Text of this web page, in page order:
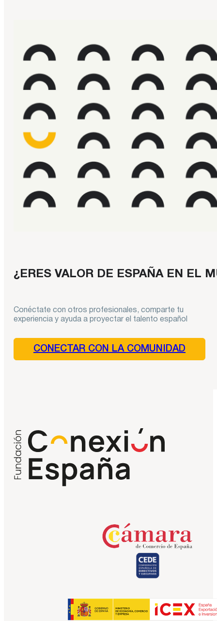
¿ERES VALOR DE ESPAÑA EN EL
Conéctate con otros profesionales, comparte tu
experiencia y ayuda a proyectar el talento español
CONECTAR CON LA COMUNIDAD